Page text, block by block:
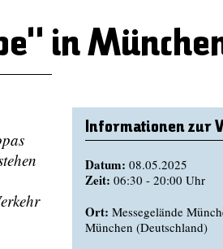
in
Informationen zur
Datum: 08.05.2025
Zeit: 06:30 - 20:00 Uhr
Ort: Messegelände
München (Deutschland)